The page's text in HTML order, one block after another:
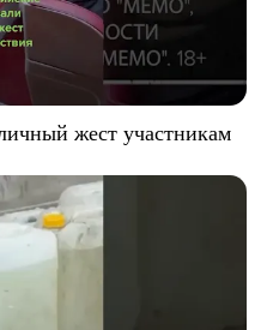
жест участникам